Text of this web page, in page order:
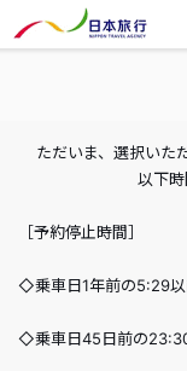
ただいま、選択いた
以下時
［予約停止時間］
◇乗車日1年前の5:29
◇乗車日45日前の